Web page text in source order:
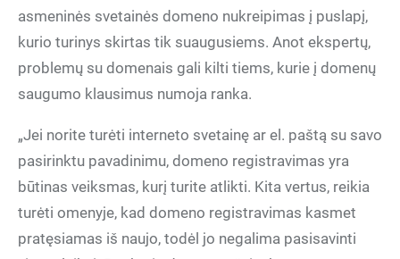
asmeninės svetainės domeno nukreipimas į puslapį,
kurio turinys skirtas tik suaugusiems. Anot ekspertų,
problemų su domenais gali kilti tiems, kurie į domenų
saugumo klausimus numoja ranka.
„Jei norite turėti interneto svetainę ar el. paštą su savo
pasirinktu pavadinimu, domeno registravimas yra
būtinas veiksmas, kurį turite atlikti. Kita vertus, reikia
turėti omenyje, kad domeno registravimas kasmet
pratęsiamas iš naujo, todėl jo negalima pasisavinti